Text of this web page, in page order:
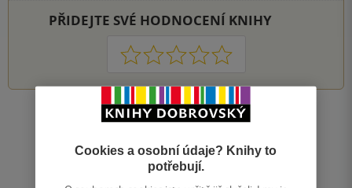
PŘIDEJTE SVÉ HODNOCENÍ KNIHY
1 2 3 4 5
Zobrazit všechna hodnocení
Přidat hodnocení
Cookies a osobní údaje? Knihy to
potřebují.